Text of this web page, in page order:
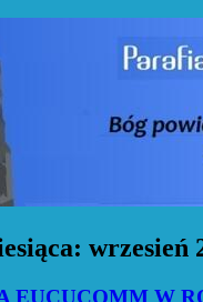
wrzesień
EUCUCOMM W